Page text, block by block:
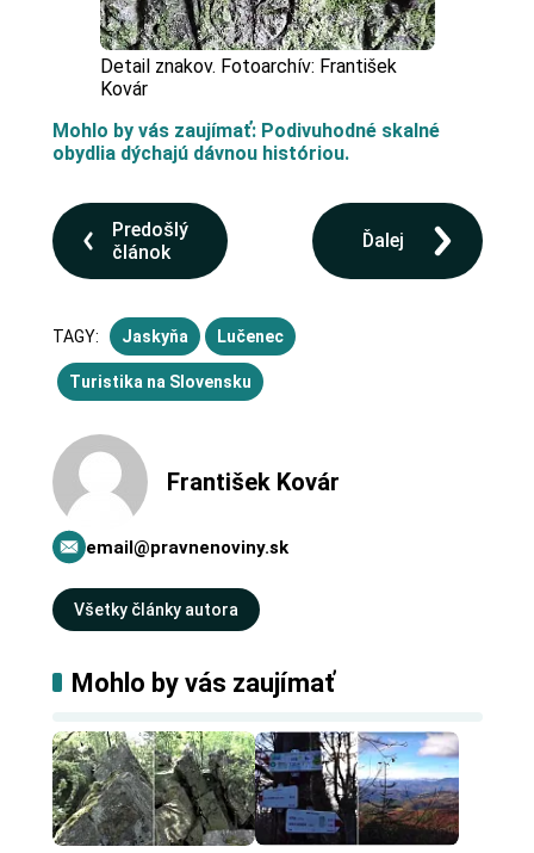
Detail znakov. Fotoarchív: František
Kovár
Mohlo by vás zaujímať: Podivuhodné skalné
obydlia dýchajú dávnou históriou.
Predošlý
článok
Ďalej
TAGY: Jaskyňa Lučenec
Turistika na Slovensku
František Kovár
email@pravnenoviny.sk
Všetky články autora
Mohlo by vás zaujímať